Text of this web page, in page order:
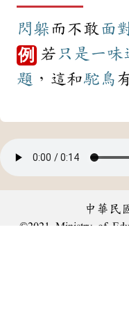
閃躲 而不敢 面
例 若 只是 一味
題 ，這和駝鳥
中華民
©2021 Ministry of